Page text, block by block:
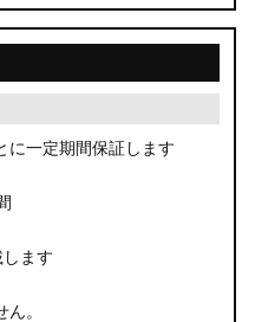
に一定期間保証します
ます
。